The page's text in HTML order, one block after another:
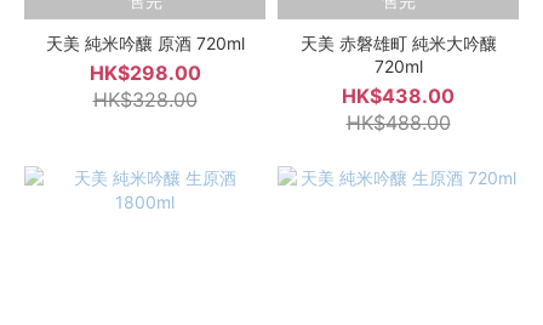
天美 純米吟釀 原酒 720ml
HK$298.00
HK$328.00
天美 赤磐雄町 純米大吟釀
720ml
HK$438.00
HK$488.00